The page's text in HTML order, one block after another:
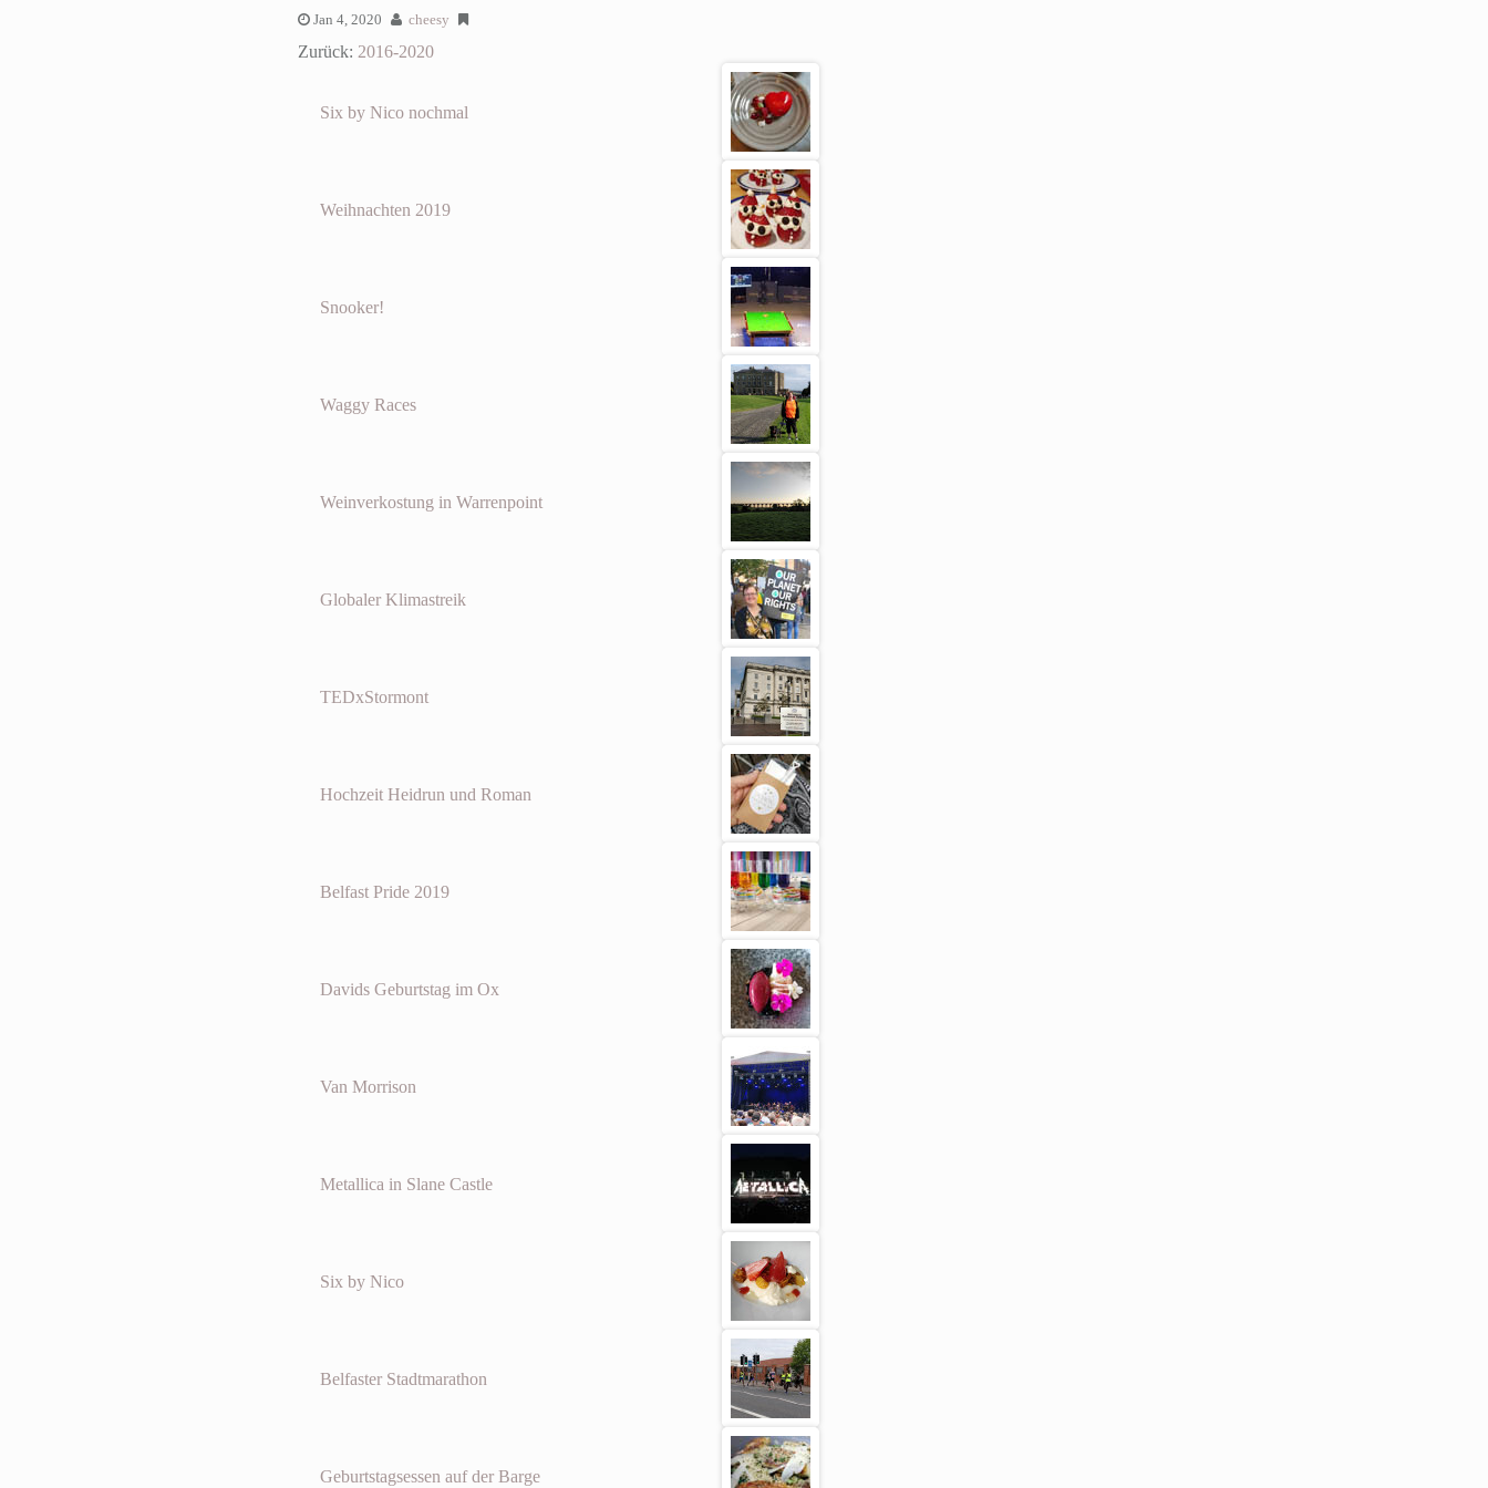
Jan 4, 2020 cheesy
Zurück: 2016-2020
Six by Nico nochmal
Weihnachten 2019
Snooker!
Waggy Races
Weinverkostung in Warrenpoint
Globaler Klimastreik
TEDxStormont
Hochzeit Heidrun und Roman
Belfast Pride 2019
Davids Geburtstag im Ox
Van Morrison
Metallica in Slane Castle
Six by Nico
Belfaster Stadtmarathon
Geburtstagsessen auf der Barge